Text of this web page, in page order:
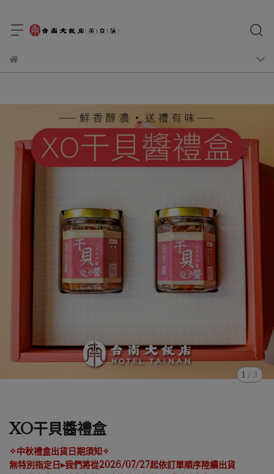
1 / 3
XO干貝醬禮盒
✧中秋禮盒出貨日期須知✧
無特別指定日▸我們將從2026/07/27起依訂單順序陸續出貨